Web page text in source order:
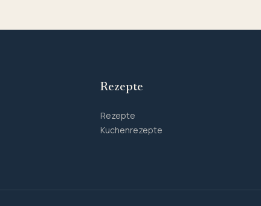
Rezepte
Rezepte
Kuchenrezepte